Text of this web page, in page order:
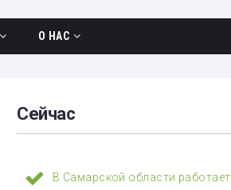
О НАС
Выборы-2026
Сейчас
В Самарской области работает